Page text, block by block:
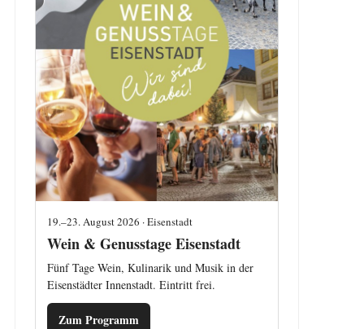
19.–23. August 2026 · Eisenstadt
Wein & Genusstage Eisenstadt
Fünf Tage Wein, Kulinarik und Musik in der
Eisenstädter Innenstadt. Eintritt frei.
Zum Programm